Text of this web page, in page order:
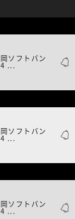
ソフトバン
...
ソフトバン
...
ソフトバン
...